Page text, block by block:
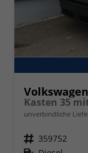
unverbindliche
Fahrzeugnr. 359752